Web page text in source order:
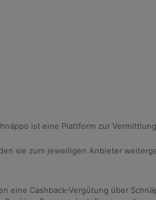
ist eine Plattform zur
sie zum jeweiligen Anbieter
eine Cashback-Vergütung über